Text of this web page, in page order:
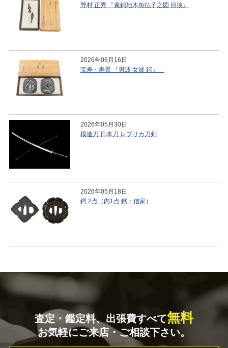
野村 正秀 『素銅地木魚払子之図 目抜』
2026年06月16日
宝寿・寿景 『男波 女波 鍔』
2026年05月30日
模造刀 日本刀 レプリカ刀剣
2026年05月18日
鍔 2点（内1点 銘：信家）
査定・鑑定料、出張費すべて無料
お気軽にご来店・ご相談下さい。